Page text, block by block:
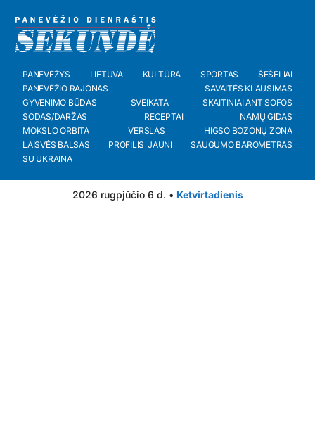
PANEVĖŽYS LIETUVA KULTŪRA SPORTAS
ŠEŠĖLIAI
PANEVĖŽIO RAJONAS
SAVAITĖS KLAUSIMAS
GYVENIMO BŪDAS
SVEIKATA
SKAITINIAI ANT SOFOS
SODAS/DARŽAS
RECEPTAI
NAMŲ GIDAS
MOKSLO ORBITA
VERSLAS
HIGSO BOZONŲ ZONA
LAISVĖS BALSAS
PROFILIS_JAUNI
SAUGUMO BAROMETRAS
SU UKRAINA
2026 rugpjūčio 6 d. • Ketvirtadienis